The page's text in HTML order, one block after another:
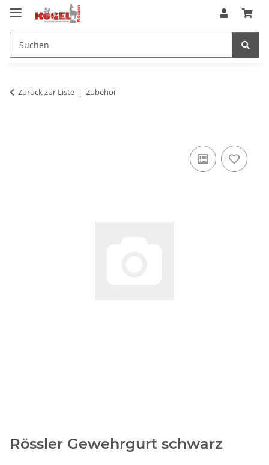
Zurück zur Liste Zubehör
Rössler Gewehrgurt schwarz